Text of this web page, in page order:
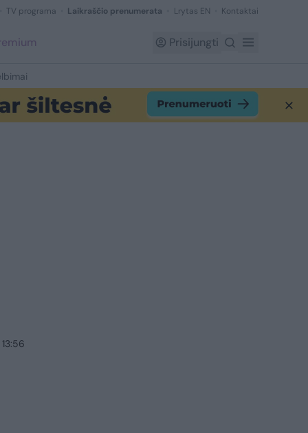
TV programa Laikraščio prenumerata Lrytas EN Kontaktai
Prisijungti